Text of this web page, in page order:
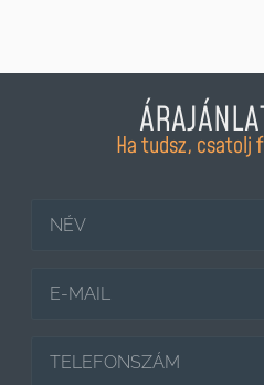
Ha tudsz, csatolj